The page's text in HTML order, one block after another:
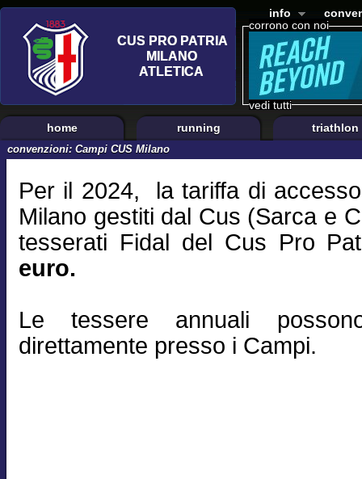
corrono con noi
vedi tutti
info
home running triathlon
convenzioni: Campi CUS Milano
Per il 2024, la tariffa di
Milano gestiti dal Cus (Sarca e
tesserati Fidal del Cus Pro
euro.
Le tessere annuali
direttamente presso i Campi.